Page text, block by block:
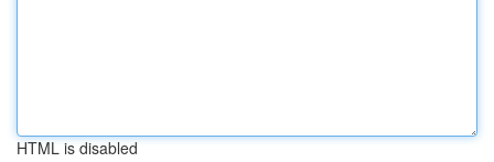
HTML is disabled